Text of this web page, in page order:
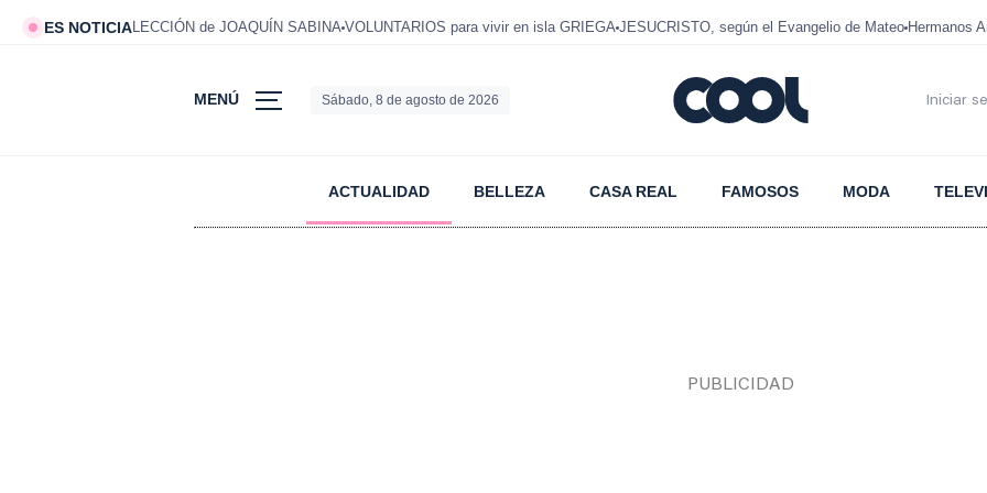
ES NOTICIALECCIÓN de JOAQUÍN SABINA VOLUNTARIOS para vivir en isla GRIEGA JESUCRISTO, según el Evangelio de Mateo Hermanos
MENÚ Sábado, 8 de agosto de 2026 Iniciar
ACTUALIDAD BELLEZA CASA REAL FAMOSOS MODA